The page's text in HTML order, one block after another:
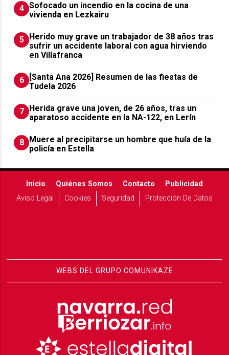
4 Sofocado un incendio en la cocina de una
vivienda en Lezkairu
5 Herido muy grave un trabajador de 38 años tras
sufrir un accidente laboral con agua hirviendo
en Villafranca
6
[Santa Ana 2026] Resumen de las fiestas de
Tudela 2026
7 Herida grave una joven, de 26 años, tras un
aparatoso accidente en la NA-122, en Lerín
8 Muere al precipitarse un hombre que huía de la
policía en Estella
Inicio Quiénes Somos Contacto
Publicidad
Aviso Legal
Cookies Seguridad Protección De Datos
WEBS DEL GRUPO COMUNIKAZE